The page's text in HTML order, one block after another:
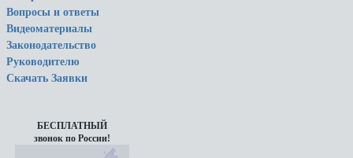
Вопросы и ответы
Видеоматериалы
Законодательство
Руководителю
Скачать Заявки
БЕСПЛАТНЫЙ
звонок по России!